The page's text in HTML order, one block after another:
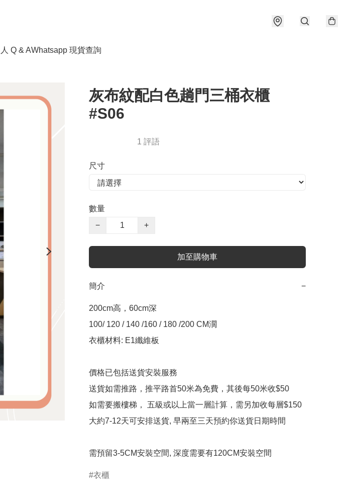
Q & AWhatsapp 現貨查詢
灰布紋配白色趟門三桶衣櫃
#S06
1 評語
尺寸
數量
−
+
加至購物車
簡介 −
200cm高，60cm深
100/ 120 / 140 /160 / 180 /200 CM濶
衣櫃材料: E1纖維板
價格已包括送貨安裝服務
送貨如需推路，推平路首50米為免費，其後每50米收$50
如需要搬樓梯， 五級或以上當一層計算，需另加收每層$150
大約7-12天可安排送貨, 早兩至三天預約你送貨日期時間
需預留3-5CM安裝空間, 深度需要有120CM安裝空間
衣櫃